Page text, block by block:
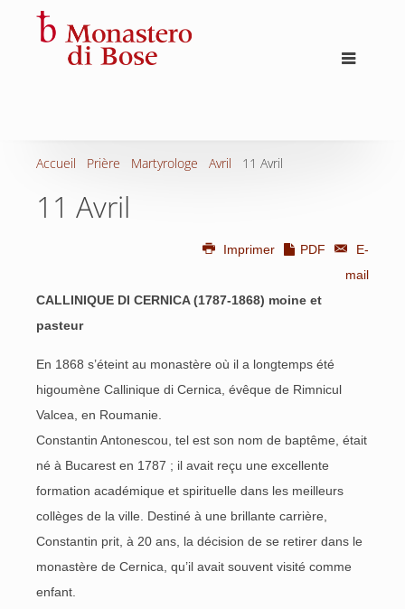
Accueil Prière Martyrologe Avril 11 Avril
11 Avril
Imprimer PDF
E-
mail
CALLINIQUE DI CERNICA (1787-1868) moine et
pasteur
En 1868 s’éteint au monastère où il a longtemps été
higoumène Callinique di Cernica, évêque de Rimnicul
Valcea, en Roumanie.
Constantin Antonescou, tel est son nom de baptême, était
né à Bucarest en 1787 ; il avait reçu une excellente
formation académique et spirituelle dans les meilleurs
collèges de la ville. Destiné à une brillante carrière,
Constantin prit, à 20 ans, la décision de se retirer dans le
monastère de Cernica, qu’il avait souvent visité comme
enfant.